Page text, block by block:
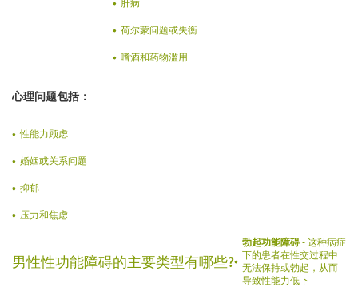
肝病
荷尔蒙问题或失衡
嗜酒和药物滥用
心理问题包括：
性能力顾虑
婚姻或关系问题
抑郁
压力和焦虑
男性性功能障碍的主要类型有哪些?
勃起功能障碍- 这种病症
下的患者在性交过程中
无法保持或勃起，从而
导致性能力低下